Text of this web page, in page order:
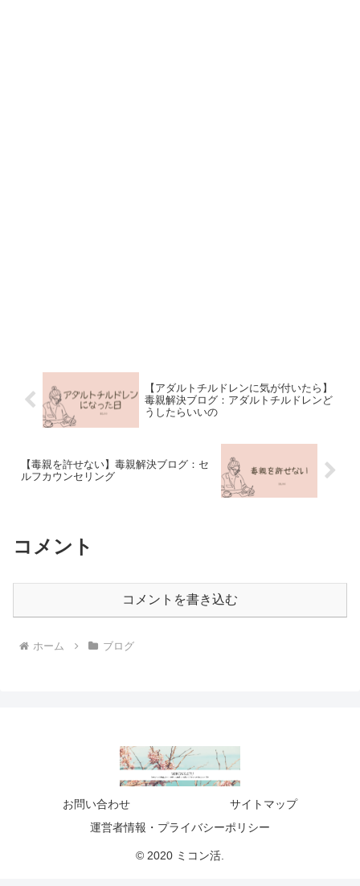
【アダルトチルドレンに気が付いたら】
毒親解決ブログ：アダルトチルドレンど
うしたらいいの
【毒親を許せない】毒親解決ブログ：セ
ルフカウンセリング
コメント
コメントを書き込む
ホーム ブログ
お問い合わせ
サイトマップ
運営者情報・プライバシーポリシー
© 2020 ミコン活.